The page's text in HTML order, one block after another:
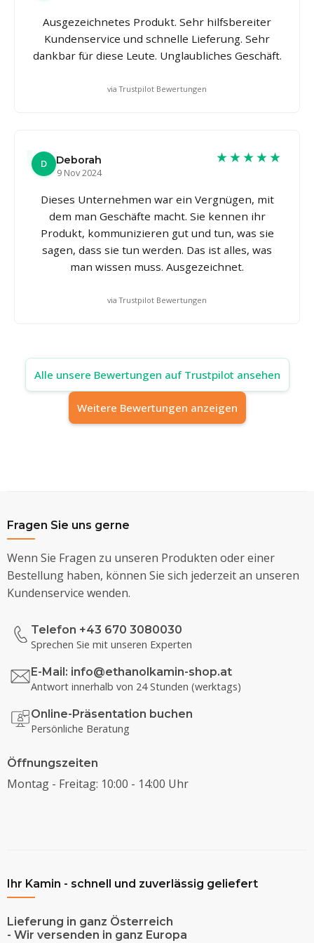
Ausgezeichnetes Produkt. Sehr hilfsbereiter
Kundenservice und schnelle Lieferung. Sehr
dankbar für diese Leute. Unglaubliches Geschäft.
via Trustpilot Bewertungen
D
Deborah
9 Nov 2024
★★★★★
Dieses Unternehmen war ein Vergnügen, mit
dem man Geschäfte macht. Sie kennen ihr
Produkt, kommunizieren gut und tun, was sie
sagen, dass sie tun werden. Das ist alles, was
man wissen muss. Ausgezeichnet.
via Trustpilot Bewertungen
Alle unsere Bewertungen auf Trustpilot ansehen
Weitere Bewertungen anzeigen
Fragen Sie uns gerne
Wenn Sie Fragen zu unseren Produkten oder einer
Bestellung haben, können Sie sich jederzeit an unseren
Kundenservice wenden.
Telefon +43 670 3080030
Sprechen Sie mit unseren Experten
E-Mail: info@ethanolkamin-shop.at
Antwort innerhalb von 24 Stunden (werktags)
Online-Präsentation buchen
Persönliche Beratung
Öffnungszeiten
Montag - Freitag: 10:00 - 14:00 Uhr
Ihr Kamin - schnell und zuverlässig geliefert
Lieferung in ganz Österreich
- Wir versenden in ganz Europa